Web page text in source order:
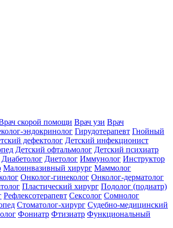
скорой помощи Врач узи Врач
эндокринолог Гирудотерапевт Гнойный
дефектолог Детский инфекционист
Детский офтальмолог Детский психиатр
Диабетолог Диетолог Иммунолог Инструктор
Малоинвазивный хирург Маммолог
Онколог-гинеколог Онколог-дерматолог
Пластический хирург Подолог (подиатр)
Рефлексотерапевт Сексолог Сомнолог
Стоматолог-хирург Судебно-медицинский
Фониатр Фтизиатр Функциональный